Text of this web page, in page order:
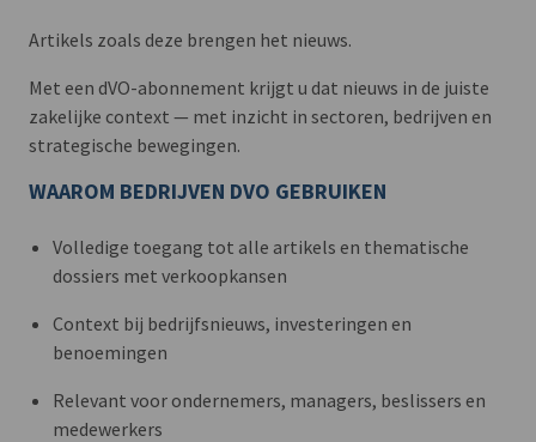
Artikels zoals deze brengen het nieuws.
Met een dVO-abonnement krijgt u dat nieuws in de juiste
zakelijke context — met inzicht in sectoren, bedrijven en
strategische bewegingen.
WAAROM BEDRIJVEN DVO GEBRUIKEN
Volledige toegang tot alle artikels en thematische
dossiers met verkoopkansen
Context bij bedrijfsnieuws, investeringen en
benoemingen
Relevant voor ondernemers, managers, beslissers en
medewerkers